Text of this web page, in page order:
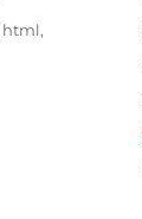
html,